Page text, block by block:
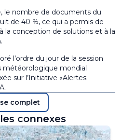
le nombre de documents du
de 40 %, ce qui a permis de
la conception de solutions et à la
l’ordre du jour de la session
météorologique mondial
sur l’Initiative «Alertes
complet
connexes